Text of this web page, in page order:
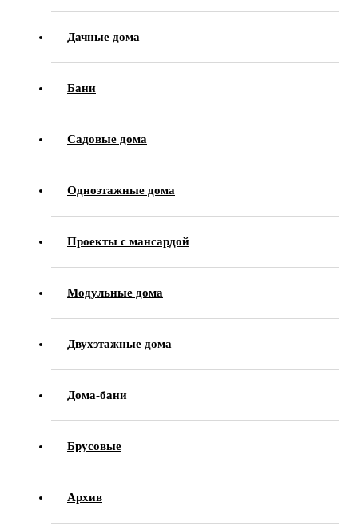
Дачные дома
Бани
Садовые дома
Одноэтажные дома
Проекты с мансардой
Модульные дома
Двухэтажные дома
Дома-бани
Брусовые
Архив